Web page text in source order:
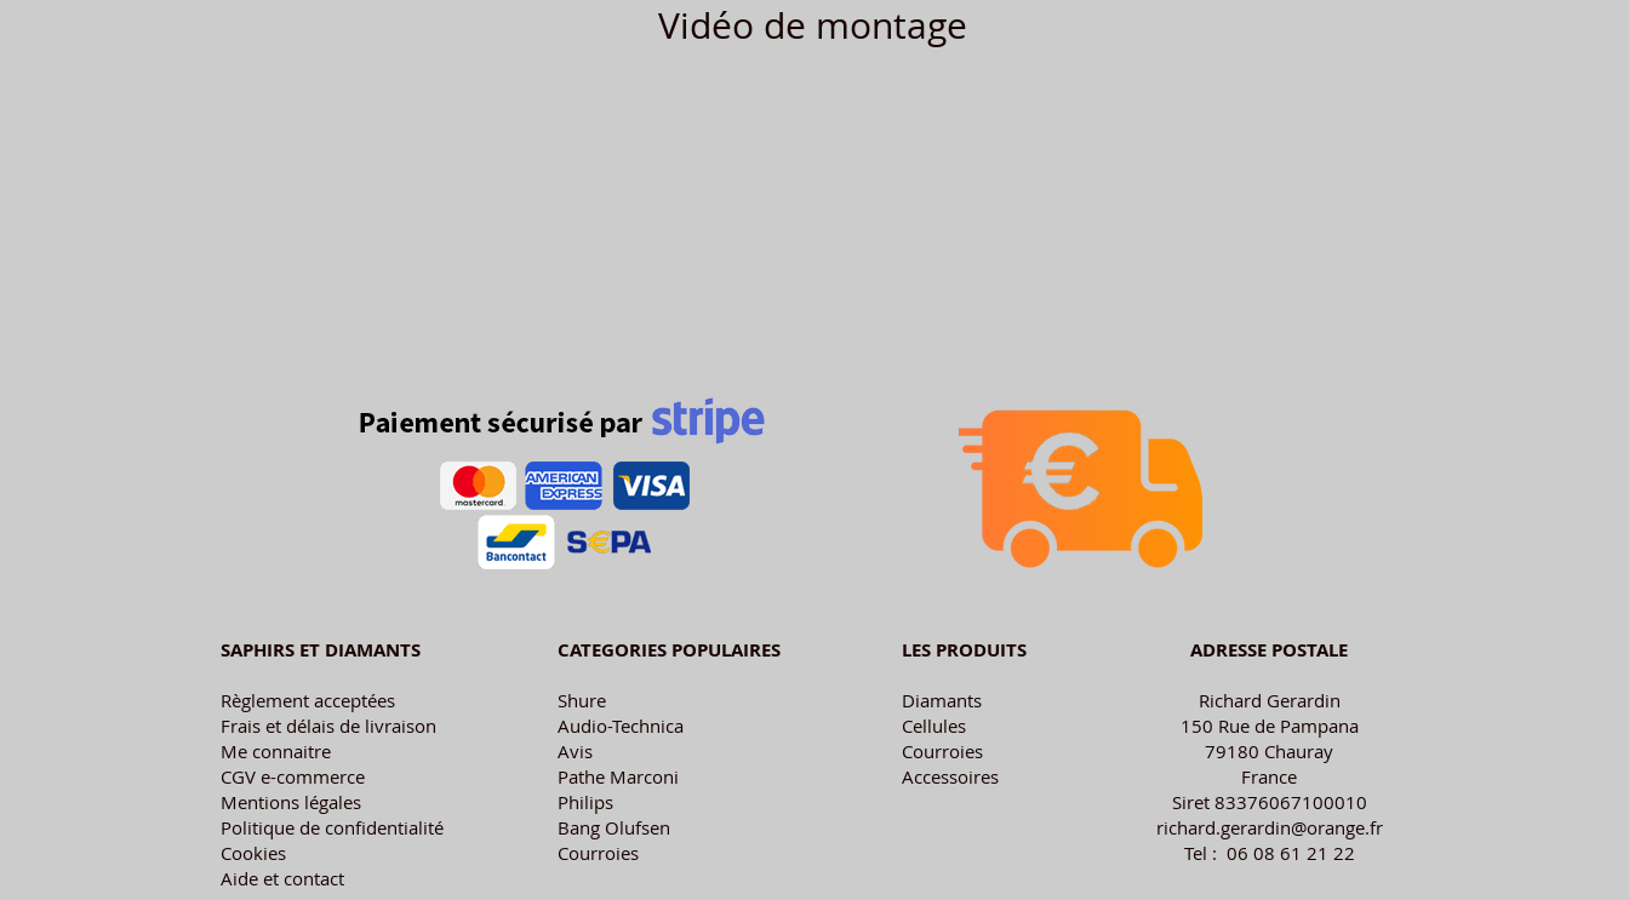
Vidéo de montage
SAPHIRS ET DIAMANTS
Règlement acceptées
Frais et délais de livraison
Me connaitre
CGV e-commerce
Mentions légales
Politique de confidentialité
Cookies
Aide et contact
CATEGORIES POPULAIRES
Shure
Audio-Technica
Avis
Pathe Marconi
Philips
Bang Olufsen
Courroies
ADRESSE POSTALE
Richard Gerardin
150 Rue de Pampana
79180 Chauray
France
Siret 83376067100010
richard.gerardin@orange.fr
Tel : 06 08 61 21 22
LES PRODUITS
Diamants
Cellules
Courroies
Accessoires